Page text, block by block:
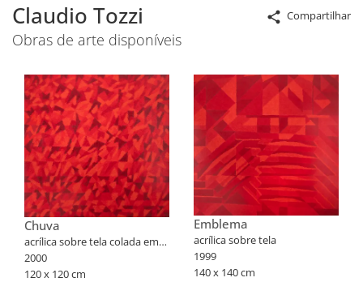
Compartilhar
Claudio Tozzi
Obras de arte disponíveis
Chuva
acrílica sobre tela colada em
madeira
2000
120 x 120 cm
Emblema
acrílica sobre tela
1999
140 x 140 cm